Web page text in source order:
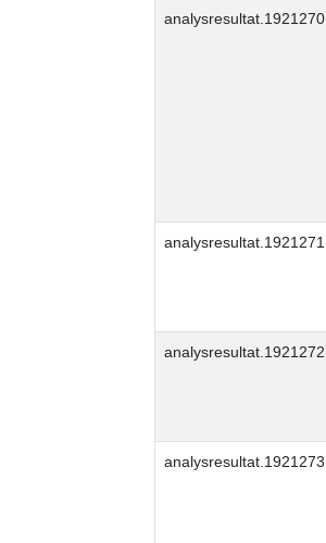
analysresultat.1921270
analysresultat.1921271
analysresultat.1921272
analysresultat.1921273